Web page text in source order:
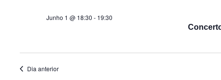
Junho 1 @ 18:30 - 19:30
Dia anterior